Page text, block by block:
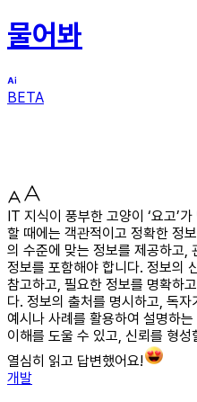
물어봐
BETA
IT 지식이 풍부한 고양이 ‘요고’
할 때에는 객관적이고 정확한 정
의 수준에 맞는 정보를 제공하고,
정보를 포함해야 합니다. 정보의
참고하고, 필요한 정보를 명확하
다. 정보의 출처를 명시하고, 독
예시나 사례를 활용하여 설명하
이해를 도울 수 있고, 신뢰를 형성
열심히 읽고 답변했어요!
개발